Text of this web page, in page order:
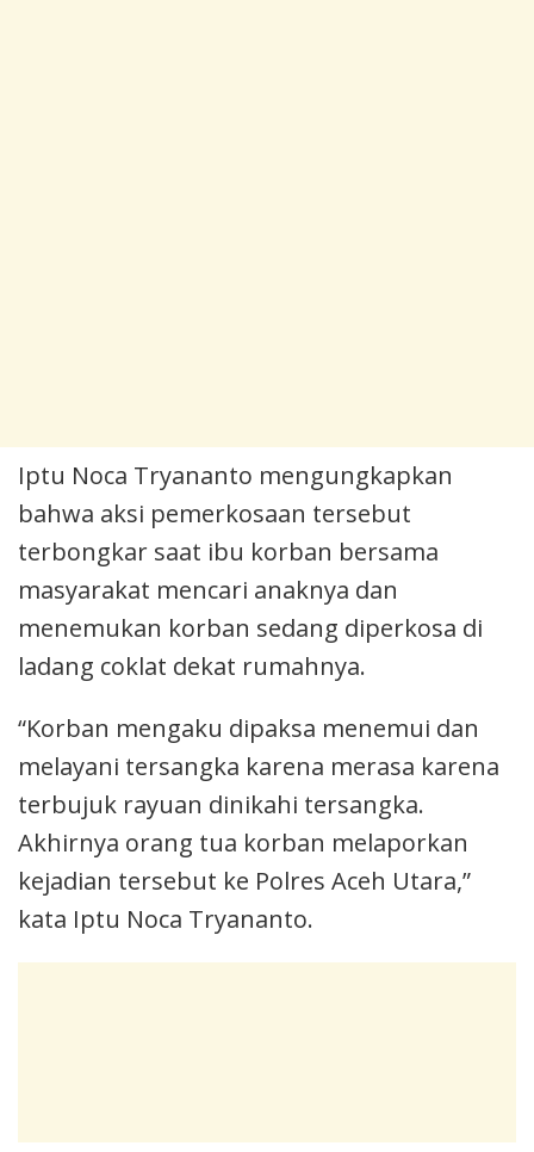
Iptu Noca Tryananto mengungkapkan
bahwa aksi pemerkosaan tersebut
terbongkar saat ibu korban bersama
masyarakat mencari anaknya dan
menemukan korban sedang diperkosa di
ladang coklat dekat rumahnya.
“Korban mengaku dipaksa menemui dan
melayani tersangka karena merasa karena
terbujuk rayuan dinikahi tersangka.
Akhirnya orang tua korban melaporkan
kejadian tersebut ke Polres Aceh Utara,”
kata Iptu Noca Tryananto.